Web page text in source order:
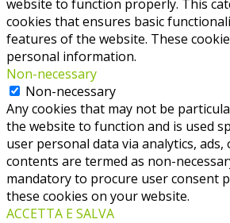
website to function properly. This
cookies that ensures basic
features of the website. These
personal information.
Non-necessary
Non-necessary
Any cookies that may not be
the website to function and is used
user personal data via analytics, ads,
contents are termed as non-
mandatory to procure user consent
these cookies on your website.
ACCETTA E SALVA